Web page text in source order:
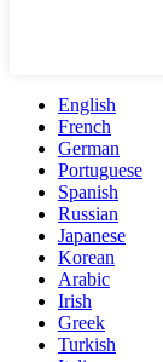
English
French
German
Portuguese
Spanish
Russian
Japanese
Korean
Arabic
Irish
Greek
Turkish